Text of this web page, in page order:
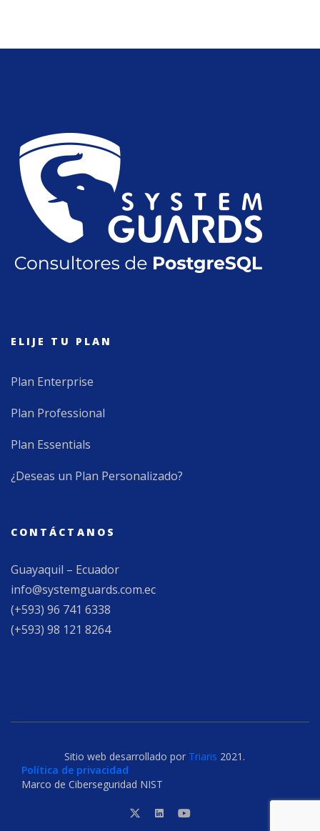
ELIJE TU PLAN
Plan Enterprise
Plan Professional
Plan Essentials
¿Deseas un Plan Personalizado?
CONTÁCTANOS
Guayaquil – Ecuador
info@systemguards.com.ec
(+593) 96 741 6338
(+593) 98 121 8264
Sitio web desarrollado por Triaris 2021.
Política de privacidad
Marco de Ciberseguridad NIST